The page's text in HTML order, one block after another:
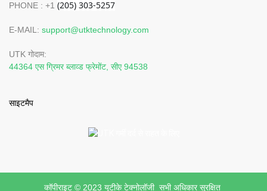
PHONE : +1
E-MAIL: support@utktechnology.com
UTK गोदाम:
44364 एस ग्रिमर ब्लाव्ड फ्रेमोंट, सीए 94538
साइटमैप
कॉपीराइट © 2023 यूटीके टेक्नोलॉजी सभी अधिकार सुरक्षित